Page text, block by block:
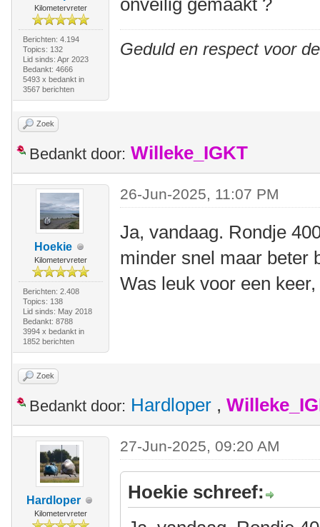
Kilometervreter
Berichten: 4.194
Topics: 132
Lid sinds: Apr 2023
Bedankt: 4666
5493 x bedankt in
3567 berichten
onveilig gemaakt ?
Geduld en respect voor
Zoek
Bedankt door: Willeke_IGKT
Hoekie
Kilometervreter
Berichten: 2.408
Topics: 138
Lid sinds: May 2018
Bedankt: 8788
3994 x bedankt in
1852 berichten
26-Jun-2025, 11:07 PM
Ja, vandaag. Rondje
minder snel maar beter
Was leuk voor een
Zoek
Bedankt door: Hardloper ,
Hardloper
Kilometervreter
27-Jun-2025, 09:20 AM
Hoekie schreef: